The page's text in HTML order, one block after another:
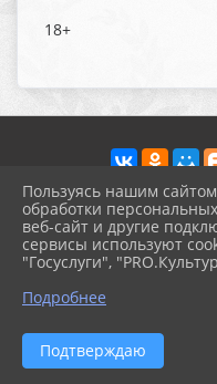
18+
2026 г. pokrov-ck.ru
Вход
Карта сайта
Политика обработки
Сделано на KubCMS
Разработка и поддержка
Пользуясь нашим
обработки
веб-сайт и другие
сервисы используют
"Госуслуги",
Подробнее
Подтверждаю